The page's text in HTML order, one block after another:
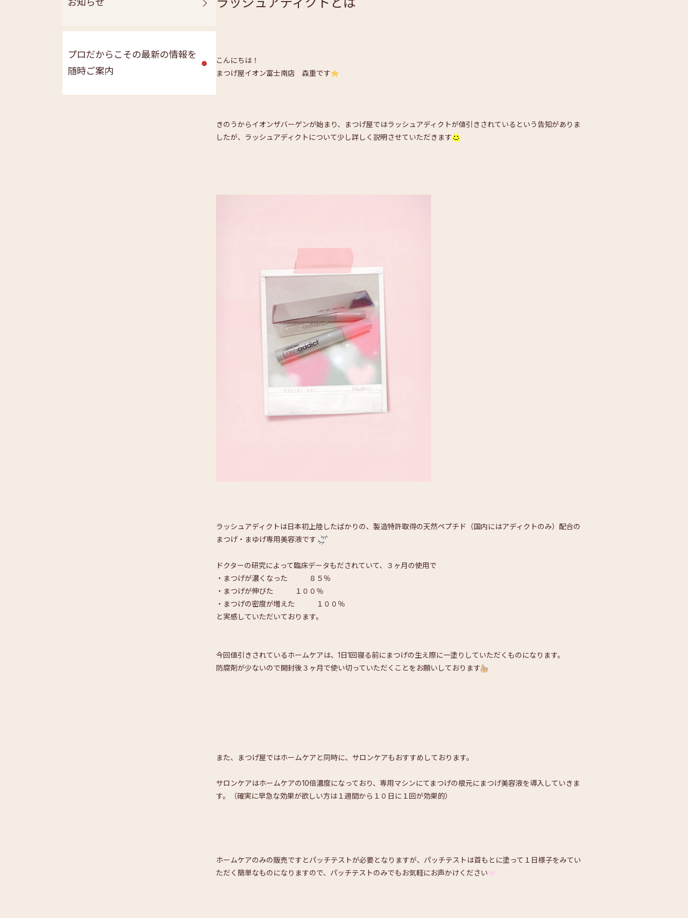
お知らせ
プロだからこその最新の情報を
随時ご案内
こんにちは！
まつげ屋イオン富士南店 森重です
きのうからイオンザバーゲンが始まり、まつげ屋ではラッシュアディクトが値引きされているという告知がありま
したが、ラッシュアディクトについて少し詳しく説明させていただきます
ラッシュアディクトは日本初上陸したばかりの、製造特許取得の天然ペプチド（国内にはアディクトのみ）配合の
まつげ・まゆげ専用美容液です
ドクターの研究によって臨床データもだされていて、３ヶ月の使用で
・まつげが濃くなった ８５％
・まつげが伸びた １００％
・まつげの密度が増えた １００％
と実感していただいております。
今回値引きされているホームケアは、1日1回寝る前にまつげの生え際に一塗りしていただくものになります。
防腐剤が少ないので開封後３ヶ月で使い切っていただくことをお願いしております
また、まつげ屋ではホームケアと同時に、サロンケアもおすすめしております。
サロンケアはホームケアの10倍濃度になっており、専用マシンにてまつげの根元にまつげ美容液を導入していきま
す。（確実に早急な効果が欲しい方は１週間から１０日に１回が効果的）
ホームケアのみの販売ですとパッチテストが必要となりますが、パッチテストは首もとに塗って１日様子をみてい
ただく簡単なものになりますので、パッチテストのみでもお気軽にお声かけください